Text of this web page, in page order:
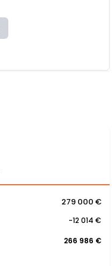
279 000 €
-12 014 €
266 986 €